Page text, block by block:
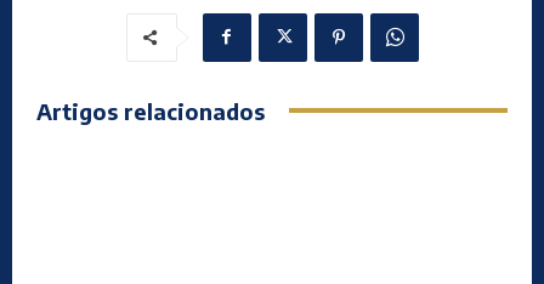
Artigos relacionados